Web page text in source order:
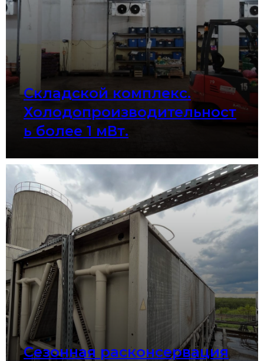
Складской комплекс.
Холодопроизводительност
ь более 1 мВт.
Сезонная расконсервация